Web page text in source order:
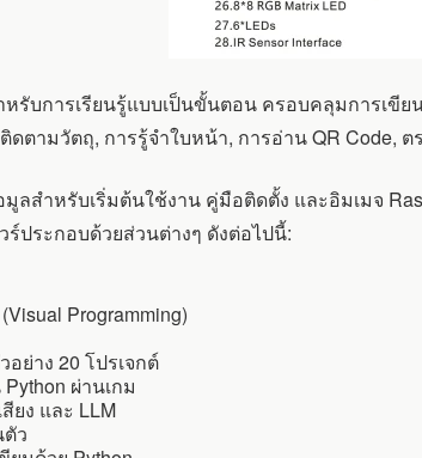
หรับการเรียนรู้แบบเป็นขั้นตอน ครอบคลุมการเขี
ดตามวัตถุ, การรู้จำใบหน้า, การอ่าน QR Code,
ลสำหรับเริ่มต้นใช้งาน คู่มือติดตั้ง และอิมเมจ
ร์ประกอบด้วยส่วนต่างๆ ดังต่อไปนี้:
Programming)
อย่าง 20 โปรเจกต์
Python ผ่านเกม
ยง และ LLM
ตัว